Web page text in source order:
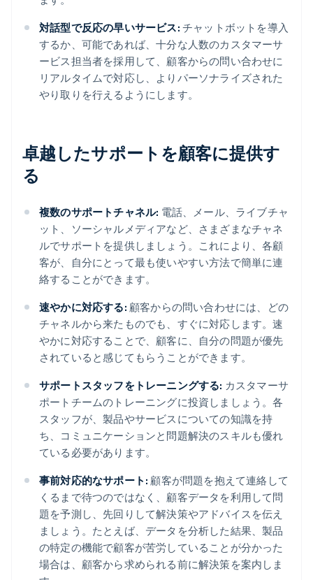
対話型で反応の早いサービス: チャットボットを導入
するか、可能であれば、十分な人数のカスタマーサ
ービス担当者を採用して、顧客からの問い合わせに
リアルタイムで対応し、よりパーソナライズされた
やり取りを行えるようにします。
卓越したサポートを顧客に提供す
る
複数のサポートチャネル: 電話、メール、ライブチャ
ット、ソーシャルメディアなど、さまざまなチャネ
ルでサポートを提供しましょう。これにより、各顧
客が、自分にとって最も使いやすい方法で簡単に連
絡することができます。
速やかに対応する: 顧客からの問い合わせには、どの
チャネルから来たものでも、すぐに対応します。速
やかに対応することで、顧客に、自分の問題が優先
されていると感じてもらうことができます。
サポートスタッフをトレーニングする: カスタマーサ
ポートチームのトレーニングに投資しましょう。各
スタッフが、製品やサービスについての知識を持
ち、コミュニケーションと問題解決のスキルも優れ
ている必要があります。
事前対応的なサポート: 顧客が問題を抱えて連絡して
くるまで待つのではなく、顧客データを利用して問
題を予測し、先回りして解決策やアドバイスを伝え
ましょう。たとえば、データを分析した結果、製品
の特定の機能で顧客が苦労していることが分かった
場合は、顧客から求められる前に解決策を案内しま